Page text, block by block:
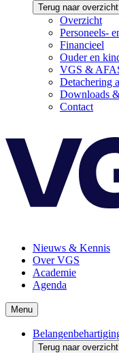
Terug naar overzicht
Overzicht
Personeels-
Financieel
Ouder en
VGS &
Detachering
Downloads
Contact
Nieuws & Kennis
Over VGS
Academie
Agenda
Menu
Terug naar overzicht